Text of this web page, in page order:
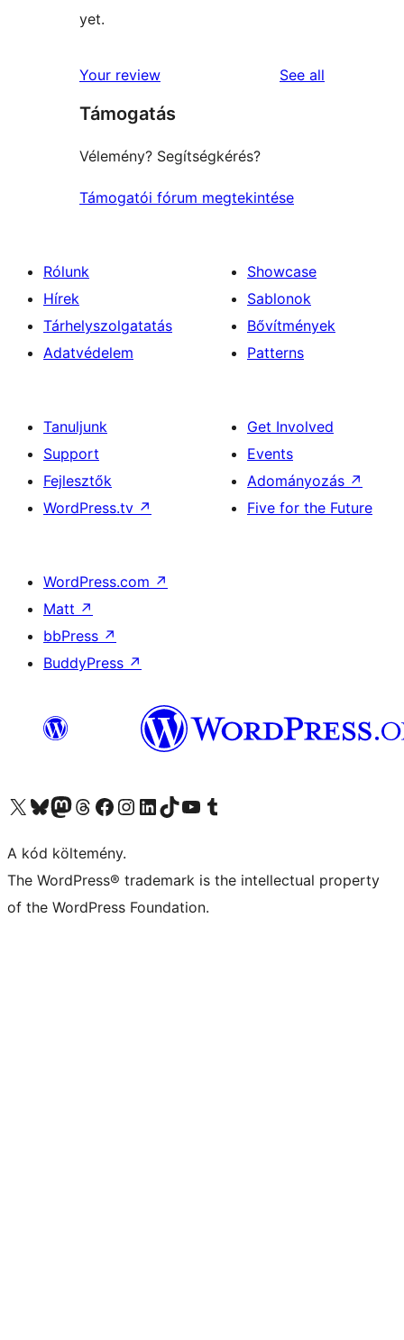
yet.
Your review See all
Támogatás
Vélemény? Segítségkérés?
Támogatói fórum megtekintése
Rólunk
Hírek
Tárhelyszolgatatás
Adatvédelem
Showcase
Sablonok
Bővítmények
Patterns
Tanuljunk
Support
Fejlesztők
WordPress.tv ↗
Get Involved
Events
Adományozás ↗
Five for the Future
WordPress.com ↗
Matt ↗
bbPress ↗
BuddyPress ↗
Visit our X (formerly Twitter) account
Visit our Bluesky account
Twitter csatornánk
Visit our Threads account
Facebook oldalunk megtekintése
Visit our Instagram account
Visit our LinkedIn account
Visit our TikTok account
Visit our YouTube channel
Visit our Tumblr account
A kód költemény.
The WordPress® trademark is the intellectual property
of the WordPress Foundation.